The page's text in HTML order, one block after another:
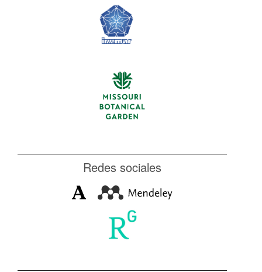
Redes sociales